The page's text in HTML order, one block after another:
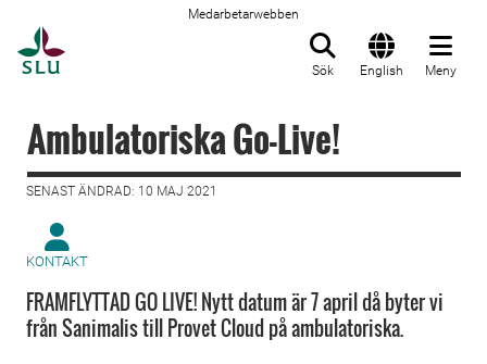
Medarbetarwebben
Sök English Meny
Ambulatoriska Go-Live!
SENAST ÄNDRAD: 10 MAJ 2021
KONTAKT
FRAMFLYTTAD GO LIVE! Nytt datum är 7 april då byter vi
från Sanimalis till Provet Cloud på ambulatoriska.